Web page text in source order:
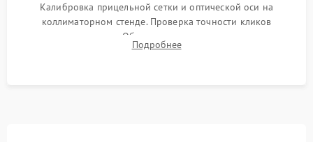
Калибровка прицельной сетки и оптической оси на
коллиматорном стенде. Проверка точности кликов
механизма поправок. Обязательное испытание прицела на
ударном стенде для проверки устойчивости к отдаче и
Подробнее